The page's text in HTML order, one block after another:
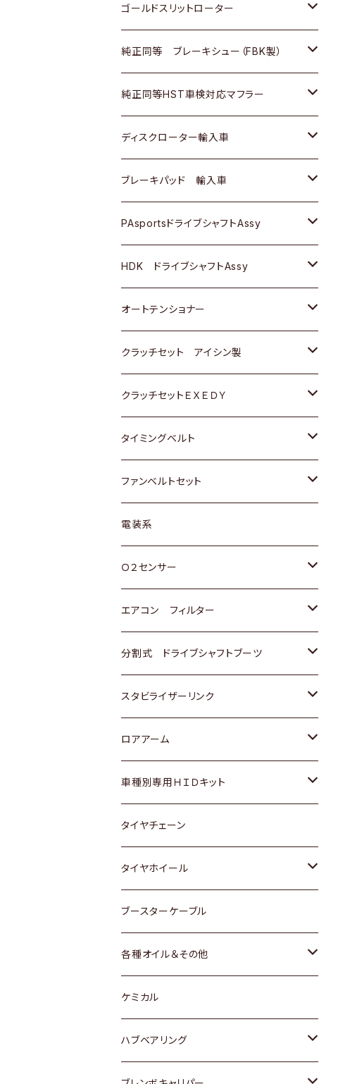
三菱ふそう
ＢＭＷ
三菱ふそう
その他
スバル
マツダ
三菱
スバル
三菱
ダイハツ
マツダ
三菱
スバル
日産
いすゞ
ダイハツ
マツダ
三菱
スバル
ＢＥＮＺ
スズキ
日産
ダイハツ
マツダ
三菱
スバル
ホンダ
日産
いすゞ
ダイハツ
マツダ
三菱
スバル
トヨタ
ホンダ
スズキ
日産
ダイハツ
マツダ
三菱
スバル
ゴールドスリットローター
トヨタ
ホンダ
スズキ
日産
ダイハツ
マツダ
三菱
スバル
純正同等 ブレーキシュー（FBK製）
ホンダ
スズキ
日産
ダイハツ
マツダ
三菱
スバル
純正同等HST車検対応マフラー
トヨタ
ホンダ
スズキ
日産
いすゞ
ダイハツ
マツダ
三菱
スバル
日野
ディスクローター輸入車
ＡＵＤＩ
ＢＥＮＺ
ＢＭＷ
GOLF
ＷＡＧＥＮ
アストロ（シボレー）
クライスラー
ブレーキパッド 輸入車
ＢＥＮＺ
ＢＭＷ
ＷＡＧＥＮ
ＶＯＬＶＯ
PAsportsドライブシャフトAssy
トヨタ
ホンダ
スズキ
日産
ダイハツ
マツダ
三菱
スバル
HDK ドライブシャフトAssy
スズキ
ダイハツ
日産
ホンダ
マツダ
オートテンショナー
トヨタ
クラッチセット アイシン製
ホンダ
スズキ
ダイハツ
マツダ
三菱
スバル
クラッチセットＥＸＥＤＹ
ホンダ
スズキ
日産
ダイハツ
マツダ
三菱
スバル
タイミングベルト
トヨタ
スズキ
ダイハツ
三菱
スバル
ファンベルトセット
トヨタ
ホンダ
スズキ
日産
いすゞ
ダイハツ
マツダ
三菱
スバル
レクサス
電装系
Ｏ２センサー
トヨタ
ホンダ
スズキ
日産
ダイハツ
マツダ
三菱
スバル
エアコン フィルター
トヨタ
ホンダ
スズキ
日産
いすゞ
ダイハツ
マツダ
三菱
スバル
分割式 ドライブシャフトブーツ
トヨタ
ホンダ
スズキ
日産
ダイハツ
スバル
スタビライザーリンク
トヨタ
ホンダ
スズキ
日産
ダイハツ
マツダ
ロアアーム
ホンダ
スズキ
日産
ダイハツ
マツダ
スバル
車種別専用ＨＩＤキット
トヨタ
マツダ
タイヤチェーン
タイヤホイール
トヨタ
ホンダ
スズキ
日産
ブースターケーブル
各種オイル＆その他
ディーデル洗浄添加剤
ケミカル
ハブベアリング